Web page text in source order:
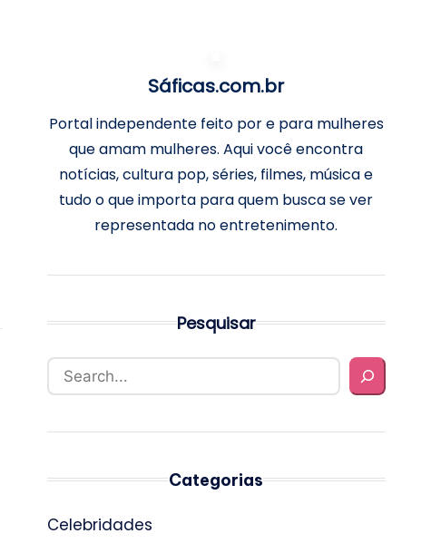
Sáficas.com.br
Portal independente feito por e para mulheres
que amam mulheres. Aqui você encontra
notícias, cultura pop, séries, filmes, música e
tudo o que importa para quem busca se ver
representada no entretenimento.
Pesquisar
Categorias
Celebridades